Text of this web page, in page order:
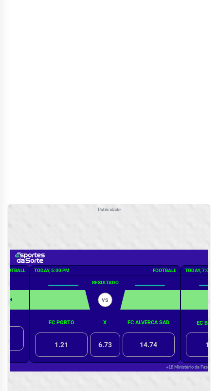
Publicidade